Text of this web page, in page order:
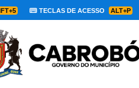
TECLAS DE ACESSO ALT+P